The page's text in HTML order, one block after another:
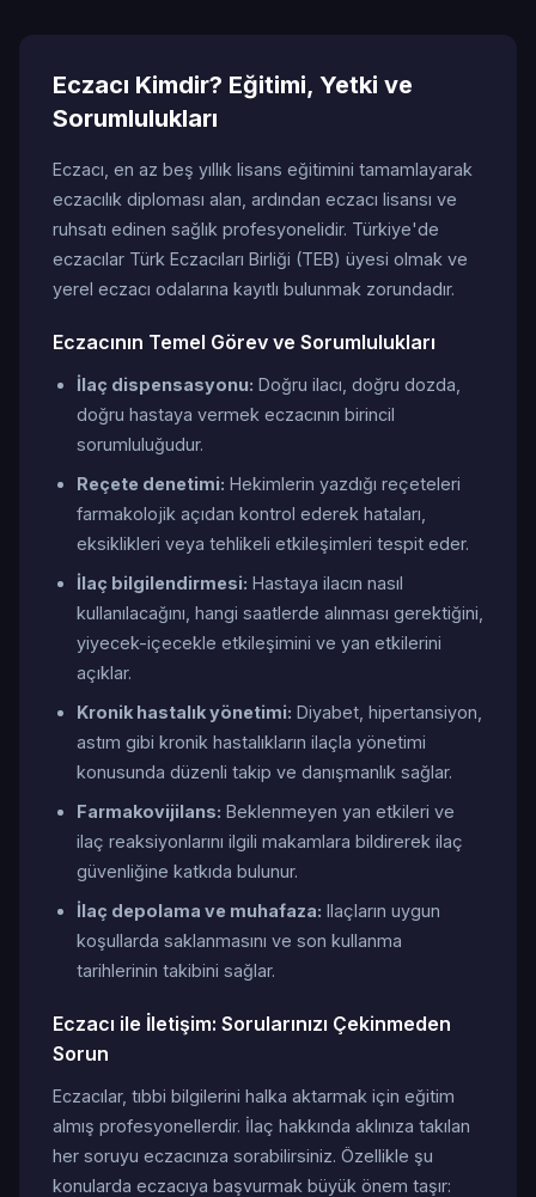
Eczacı Kimdir? Eğitimi, Yetki ve
Sorumlulukları
Eczacı, en az beş yıllık lisans eğitimini tamamlayarak
eczacılık diploması alan, ardından eczacı lisansı ve
ruhsatı edinen sağlık profesyonelidir. Türkiye'de
eczacılar Türk Eczacıları Birliği (TEB) üyesi olmak ve
yerel eczacı odalarına kayıtlı bulunmak zorundadır.
Eczacının Temel Görev ve Sorumlulukları
İlaç dispensasyonu: Doğru ilacı, doğru dozda,
doğru hastaya vermek eczacının birincil
sorumluluğudur.
Reçete denetimi: Hekimlerin yazdığı reçeteleri
farmakolojik açıdan kontrol ederek hataları,
eksiklikleri veya tehlikeli etkileşimleri tespit eder.
İlaç bilgilendirmesi: Hastaya ilacın nasıl
kullanılacağını, hangi saatlerde alınması gerektiğini,
yiyecek-içecekle etkileşimini ve yan etkilerini
açıklar.
Kronik hastalık yönetimi: Diyabet, hipertansiyon,
astım gibi kronik hastalıkların ilaçla yönetimi
konusunda düzenli takip ve danışmanlık sağlar.
Farmakovijilans: Beklenmeyen yan etkileri ve
ilaç reaksiyonlarını ilgili makamlara bildirerek ilaç
güvenliğine katkıda bulunur.
İlaç depolama ve muhafaza: Ilaçların uygun
koşullarda saklanmasını ve son kullanma
tarihlerinin takibini sağlar.
Eczacı ile İletişim: Sorularınızı Çekinmeden
Sorun
Eczacılar, tıbbi bilgilerini halka aktarmak için eğitim
almış profesyonellerdir. İlaç hakkında aklınıza takılan
her soruyu eczacınıza sorabilirsiniz. Özellikle şu
konularda eczacıya başvurmak büyük önem taşır: